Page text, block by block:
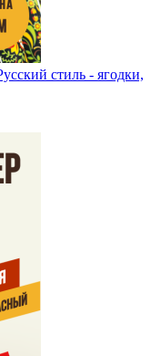
стиль - ягодки,